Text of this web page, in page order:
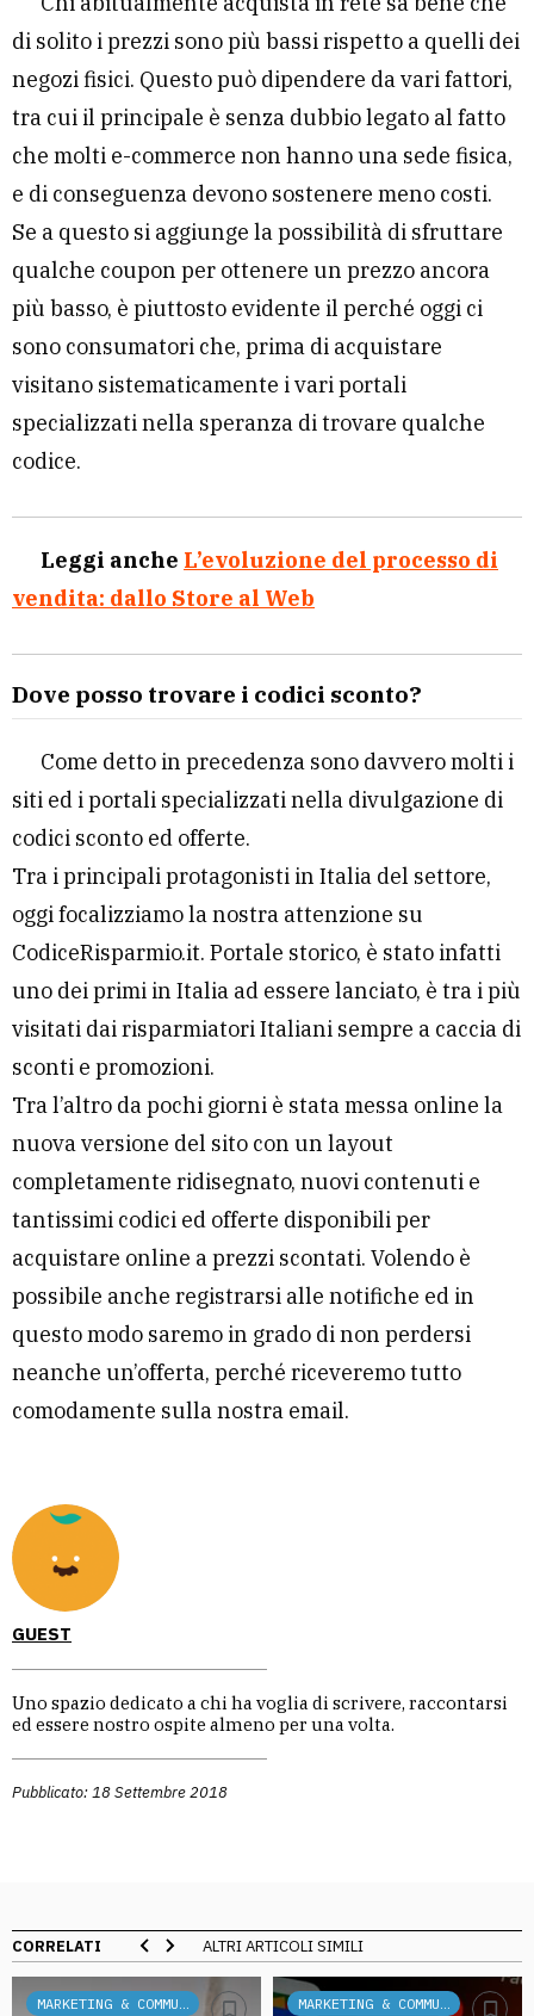
GUEST
Uno spazio dedicato a chi ha voglia di scrivere, raccontarsi
ed essere nostro ospite almeno per una volta.
Pubblicato: 18 Settembre 2018
di solito i prezzi sono più bassi rispetto a quelli dei
negozi fisici. Questo può dipendere da vari fattori,
tra cui il principale è senza dubbio legato al fatto
che molti e-commerce non hanno una sede fisica,
e di conseguenza devono sostenere meno costi.
Se a questo si aggiunge la possibilità di sfruttare
qualche coupon per ottenere un prezzo ancora
più basso, è piuttosto evidente il perché oggi ci
sono consumatori che, prima di acquistare
visitano sistematicamente i vari portali
specializzati nella speranza di trovare qualche
codice.
Leggi anche L’evoluzione del processo di
vendita: dallo Store al Web
Dove posso trovare i codici sconto?
Come detto in precedenza sono davvero molti i
siti ed i portali specializzati nella divulgazione di
codici sconto ed offerte.
Tra i principali protagonisti in Italia del settore,
oggi focalizziamo la nostra attenzione su
CodiceRisparmio.it. Portale storico, è stato infatti
uno dei primi in Italia ad essere lanciato, è tra i più
visitati dai risparmiatori Italiani sempre a caccia di
sconti e promozioni.
Tra l’altro da pochi giorni è stata messa online la
nuova versione del sito con un layout
completamente ridisegnato, nuovi contenuti e
tantissimi codici ed offerte disponibili per
acquistare online a prezzi scontati. Volendo è
possibile anche registrarsi alle notifiche ed in
questo modo saremo in grado di non perdersi
neanche un’offerta, perché riceveremo tutto
comodamente sulla nostra email.
CORRELATI ALTRI ARTICOLI SIMILI